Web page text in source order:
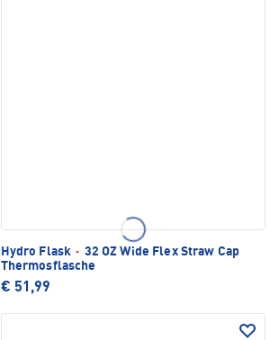
Hydro Flask · 32 OZ Wide Flex Straw Cap
Thermosflasche
€ 51,99